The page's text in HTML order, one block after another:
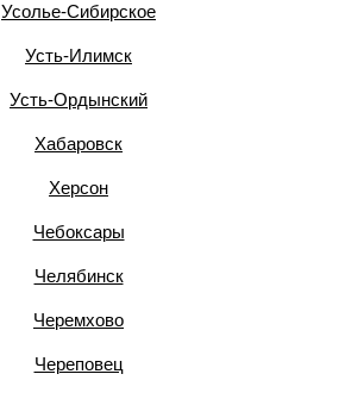
Усолье-Сибирское
Усть-Илимск
Усть-Ордынский
Хабаровск
Херсон
Чебоксары
Челябинск
Черемхово
Череповец